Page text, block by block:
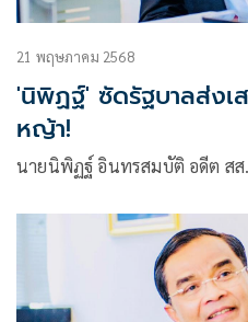
21 พฤษภาคม 2568
'นิพิฏฐ์' ซัดรัฐบาลส่งเ
หญ้า!
นายนิพิฏฐ์ อินทรสมบัติ อดีต ส